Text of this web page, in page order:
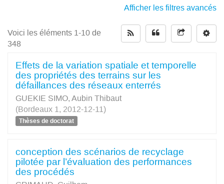
Afficher les filtres avancés
Voici les éléments 1-10 de
348
Effets de la variation spatiale et temporelle
des propriétés des terrains sur les
défaillances des réseaux enterrés
GUEKIE SIMO, Aubin Thibaut
(Bordeaux 1, 2012-12-11)
Thèses de doctorat
conception des scénarios de recyclage
pilotée par l’évaluation des performances
des procédés